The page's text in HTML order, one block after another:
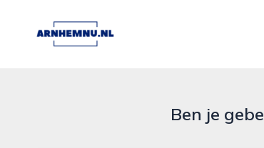
arnhemnu.nl
Ben je